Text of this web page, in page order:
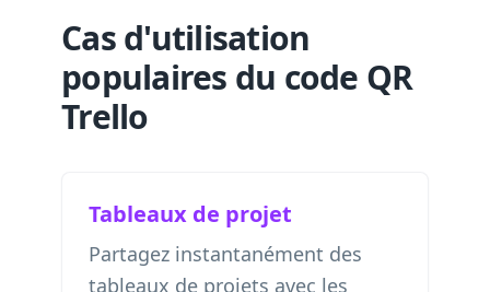
Cas d'utilisation
populaires du code QR
Trello
Tableaux de projet
Partagez instantanément des
tableaux de projets avec les